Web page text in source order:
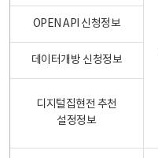
OPEN API 신청정보
데이터개방 신청정보
디지털집현전 추천
설정정보